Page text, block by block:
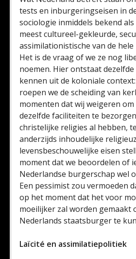
tests en inburgeringseisen in
sociologie inmiddels bekend
meest cultureel-gekleurde,
assimilationistische van de hele
Het is de vraag of we ze nog
noemen. Hier ontstaat
kennen uit de koloniale
roepen we de scheiding van
momenten dat wij weigeren om
dezelfde faciliteiten te
christelijke religies al hebben,
anderzijds inhoudelijke
levensbeschouwelijke eisen
moment dat we beoordelen of
Nederlandse burgerschap wel
Een pessimist zou vermoeden
op het moment dat het voor
moeilijker zal worden gemaakt
Nederlands staatsburger te
Laïcité en assimilatiepolitiek